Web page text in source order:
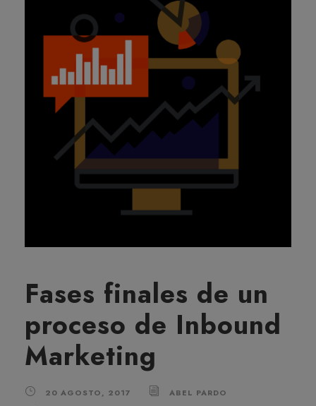
Fases finales de un
proceso de Inbound
Marketing
20 AGOSTO, 2017
ABEL PARDO